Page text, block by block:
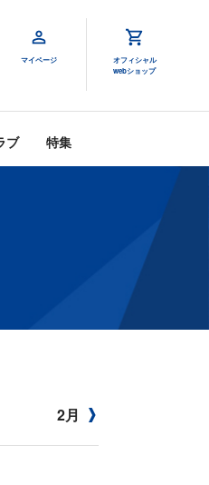
マイページ
オフィシャル
webショップ
ブ 特集
2月